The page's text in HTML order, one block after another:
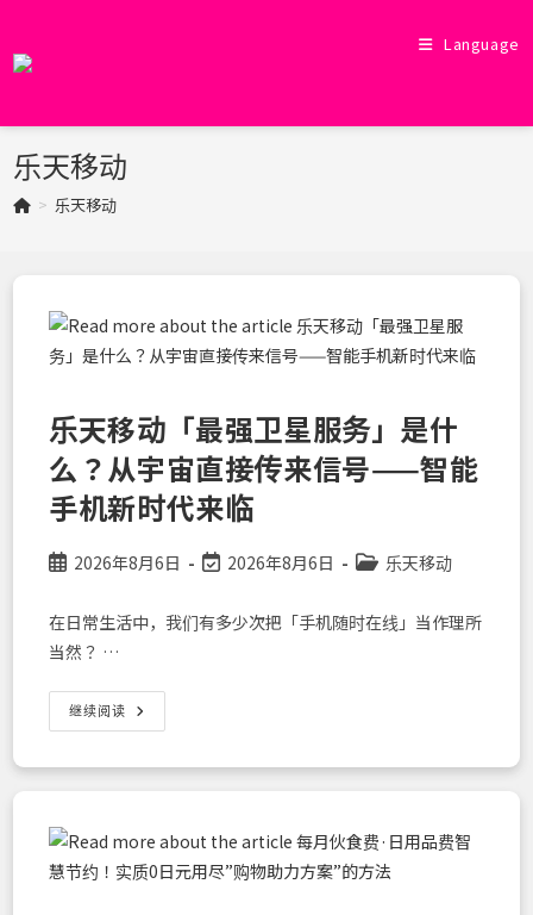
content
Language
乐天移动
> 乐天移动
乐天移动「最强卫星服务」是什
么？从宇宙直接传来信号——智能
手机新时代来临
Post2026年8月6日
Post
modified:
2026年8月6日
Post乐天移动
在日常生活中，我们有多少次把「手机随时在线」当作理所
当然？ …
继续阅读 乐
天
动
「最
服
务」
是